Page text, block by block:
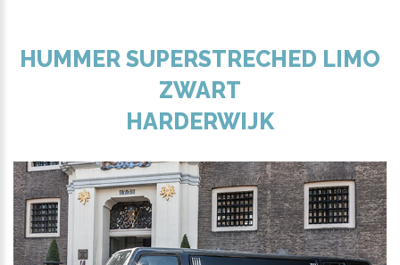
HUMMER SUPERSTRECHED LIMO
ZWART
HARDERWIJK